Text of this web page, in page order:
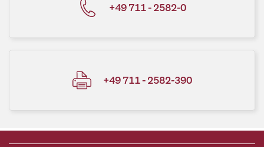
+49 711 - 2582-0
+49 711 - 2582-390